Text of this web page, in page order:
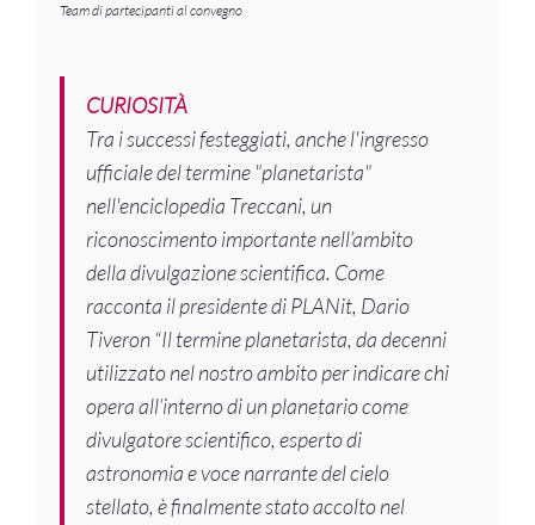
Team di partecipanti al convegno
CURIOSITÀ
Tra i successi festeggiati, anche l'ingresso
ufficiale del termine "planetarista"
nell'enciclopedia Treccani, un
riconoscimento importante nell’ambito
della divulgazione scientifica. Come
racconta il presidente di PLANit, Dario
Tiveron “Il termine planetarista, da decenni
utilizzato nel nostro ambito per indicare chi
opera all’interno di un planetario come
divulgatore scientifico, esperto di
astronomia e voce narrante del cielo
stellato, è finalmente stato accolto nel